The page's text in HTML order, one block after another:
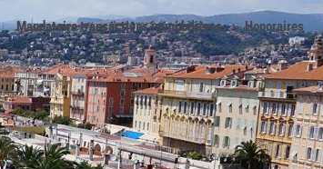
Mandataire transactions immobilières Honoraires